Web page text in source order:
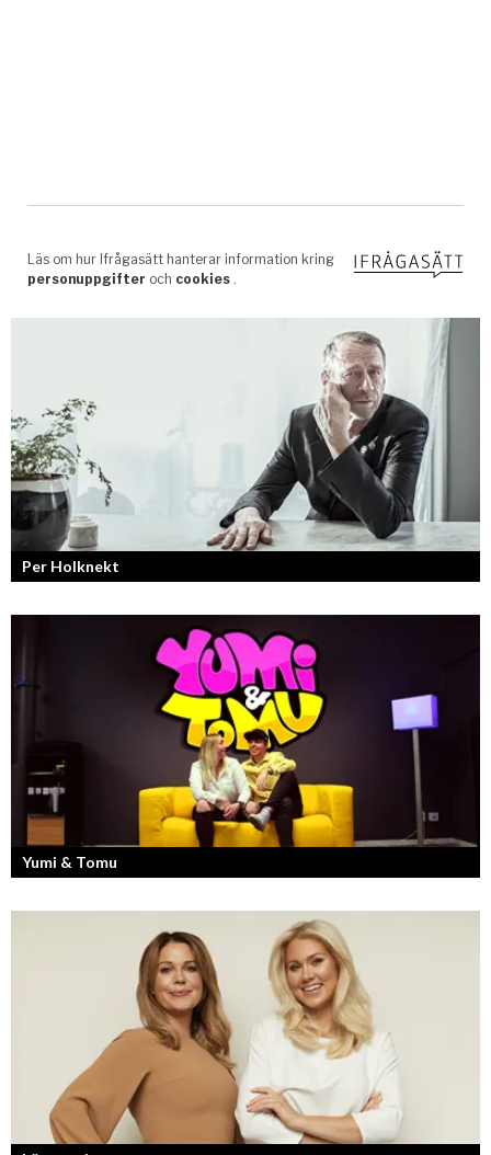
Per Holknekt
Yumi & Tomu
Läs mer om deras liv som YouTubers och Entreprenörer